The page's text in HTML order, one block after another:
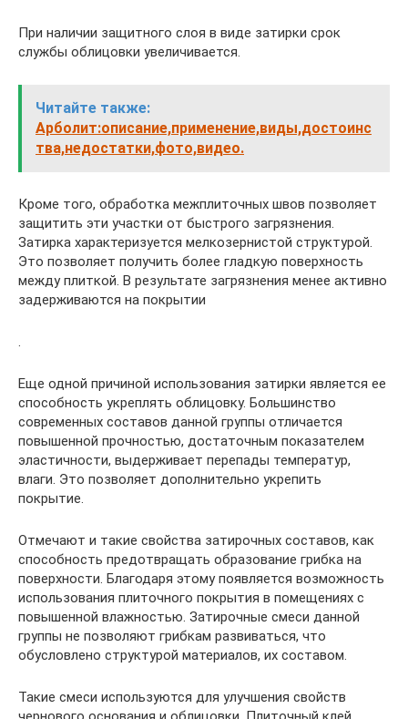
При наличии защитного слоя в виде затирки срок
службы облицовки увеличивается.
Читайте также:
Арболит:описание,применение,виды,достоинс
тва,недостатки,фото,видео.
Кроме того, обработка межплиточных швов позволяет
защитить эти участки от быстрого загрязнения.
Затирка характеризуется мелкозернистой структурой.
Это позволяет получить более гладкую поверхность
между плиткой. В результате загрязнения менее активно
задерживаются на покрытии
.
Еще одной причиной использования затирки является ее
способность укреплять облицовку. Большинство
современных составов данной группы отличается
повышенной прочностью, достаточным показателем
эластичности, выдерживает перепады температур,
влаги. Это позволяет дополнительно укрепить
покрытие.
Отмечают и такие свойства затирочных составов, как
способность предотвращать образование грибка на
поверхности. Благодаря этому появляется возможность
использования плиточного покрытия в помещениях с
повышенной влажностью. Затирочные смеси данной
группы не позволяют грибкам развиваться, что
обусловлено структурой материалов, их составом.
Такие смеси используются для улучшения свойств